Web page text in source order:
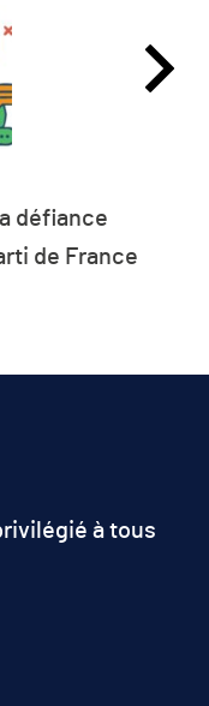
à crédit sur
de la planète
à tous